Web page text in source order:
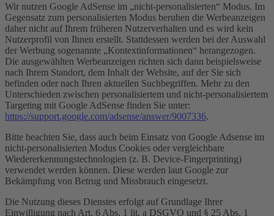
Wir nutzen Google AdSense im „nicht-personalisierten“ Modus. Im
Gegensatz zum personalisierten Modus beruhen die Werbeanzeigen
daher nicht auf Ihrem früheren Nutzerverhalten und es wird kein
Nutzerprofil von Ihnen erstellt. Stattdessen werden bei der Auswahl
der Werbung sogenannte „Kontextinformationen“ herangezogen.
Die ausgewählten Werbeanzeigen richten sich dann beispielsweise
nach Ihrem Standort, dem Inhalt der Website, auf der Sie sich
befinden oder nach Ihren aktuellen Suchbegriffen. Mehr zu den
Unterschieden zwischen personalisiertem und nicht-personalisiertem
Targeting mit Google AdSense finden Sie unter:
https://support.google.com/adsense/answer/9007336.
Bitte beachten Sie, dass auch beim Einsatz von Google Adsense im
nicht-personalisierten Modus Cookies oder vergleichbare
Wiedererkennungstechnologien (z. B. Device-Fingerprinting)
verwendet werden können. Diese werden laut Google zur
Bekämpfung von Betrug und Missbrauch eingesetzt.
Die Nutzung dieses Dienstes erfolgt auf Grundlage Ihrer
Einwilligung nach Art. 6 Abs. 1 lit. a DSGVO und § 25 Abs. 1